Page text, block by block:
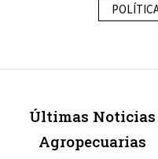
Últimas Noticias
Agropecuarias